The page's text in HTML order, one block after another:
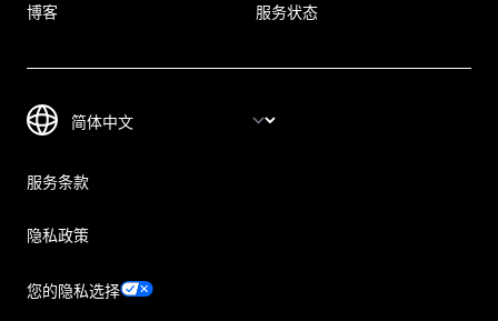
博客 服务状态
服务条款
隐私政策
您的隐私选择